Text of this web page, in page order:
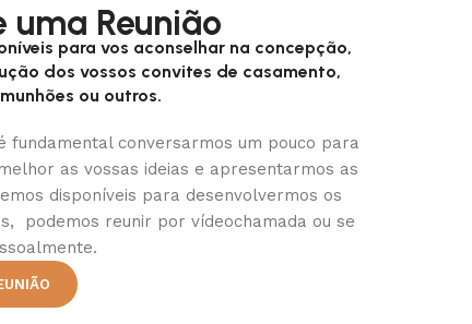
uma Reunião
para vos aconselhar na concepção,
dos vossos convites de casamento,
ou outros.
fundamental conversarmos um pouco para
as vossas ideias e apresentarmos as
disponíveis para desenvolvermos os
podemos reunir por vídeochamada ou se